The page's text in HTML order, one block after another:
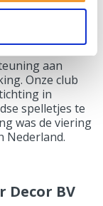
aan
Onze club
in
spelletjes te
was de viering
Nederland.
Decor BV